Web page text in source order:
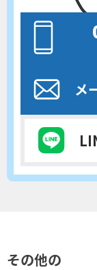
メ
その他の